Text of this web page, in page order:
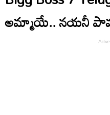
అమ్మాయే.. నయనీ